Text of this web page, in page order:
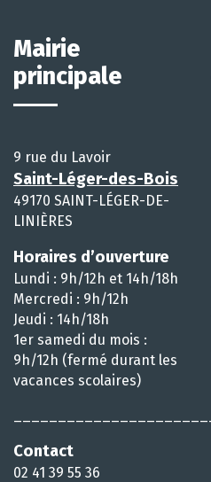
Mairie
principale
9 rue du Lavoir
Saint-Léger-des-Bois
49170 SAINT-LÉGER-DE-
LINIÈRES
Horaires d’ouverture
Lundi : 9h/12h et 14h/18h
Mercredi : 9h/12h
Jeudi : 14h/18h
1er samedi du mois :
9h/12h (fermé durant les
vacances scolaires)
Contact
02 41 39 55 36